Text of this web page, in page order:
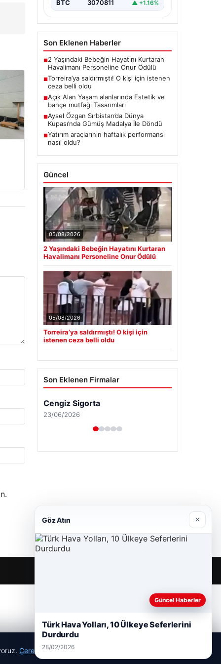
BTC 3070811 ▲ +1.16%
Son Eklenen Haberler
■2 Yaşındaki Bebeğin Hayatını Kurtaran
Havalimanı Personeline Onur Ödülü
■Torreira’ya saldırmıştı! O kişi için istenen
ceza belli oldu
■Açık Alan Yaşam alanlarında Estetik ve
bahçe mutfağı Tasarımları
■Aysel Özgan Sırbistan’da Dünya
Kupası’nda Gümüş Madalya İle Döndü
■Yatırım araçlarının haftalık performansı
nasıl oldu?
Güncel
05/08/2026
2 Yaşındaki Bebeğin Hayatını Kurtaran
Havalimanı Personeline Onur Ödülü
05/08/2026
Torreira’ya saldırmıştı! O kişi için
istenen ceza belli oldu
Son Eklenen Firmalar
Cengiz Sigorta
23/06/2026
Çerez Politikamız
Göz Atın ×
Güncel Haberler
Türk Hava Yolları, 10 Ülkeye Seferlerini
Durdurdu
28/02/2026